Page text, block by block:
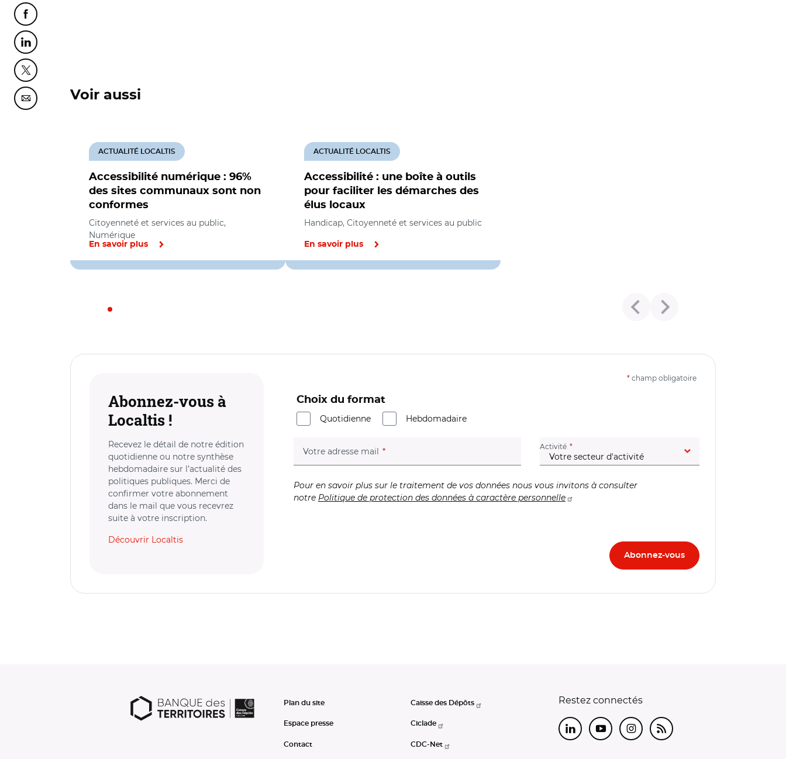
Partager cette page sur Facebook
Partager cette page sur Linkedin
Partager cette page sur Twitter
Partager cette page sur Courriel
Voir aussi
Accessibilité numérique : 96%
des sites communaux sont non
conformes
ACTUALITÉ LOCALTIS
Citoyenneté et services au public,
Numérique
En savoir plus
Accessibilité : une boîte à outils
pour faciliter les démarches des
élus locaux
ACTUALITÉ LOCALTIS
Handicap, Citoyenneté et services au public
En savoir plus
Abonnez-vous à
Localtis !
Recevez le détail de notre édition
quotidienne ou notre synthèse
hebdomadaire sur l’actualité des
politiques publiques. Merci de
confirmer votre abonnement
dans le mail que vous recevrez
suite à votre inscription.
Découvrir Localtis
* champ obligatoire
Choix du format
Quotidienne
Hebdomadaire
Votre adresse mail (champ obligatoire) Activité (champ obligatoire)
Pour en savoir plus sur le traitement de vos données nous vous invitons à consulter
notre Politique de protection des données à caractère personnelle
Plan du site
Espace presse
Contact
Caisse des Dépôts
Ciclade
CDC-Net
Restez connectés
LinkedInYoutubeInstagram
RSS